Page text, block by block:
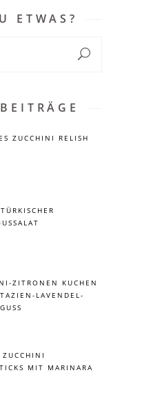
ETWAS?
ZUCCHINI RELISH
ZITRONEN KUCHEN
LAVENDEL-
ZUCCHINI
MIT MARINARA